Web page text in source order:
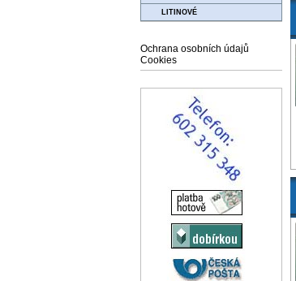
LITINOVÉ
Ochrana osobních údajů
Cookies